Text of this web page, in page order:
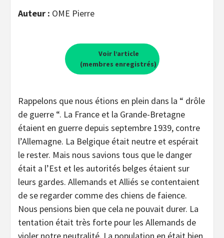
Auteur : OME Pierre
Voir l’article
(membres enregistrés)
Rappelons que nous étions en plein dans la “ drôle
de guerre “. La France et la Grande-Bretagne
étaient en guerre depuis septembre 1939, contre
l’Allemagne. La Belgique était neutre et espérait
le rester. Mais nous savions tous que le danger
était a l’Est et les autorités belges étaient sur
leurs gardes. Allemands et Alliés se contentaient
de se regarder comme des chiens de faience.
Nous pensions bien que cela ne pouvait durer. La
tentation était très forte pour les Allemands de
violer notre neutralité. La population en était bien